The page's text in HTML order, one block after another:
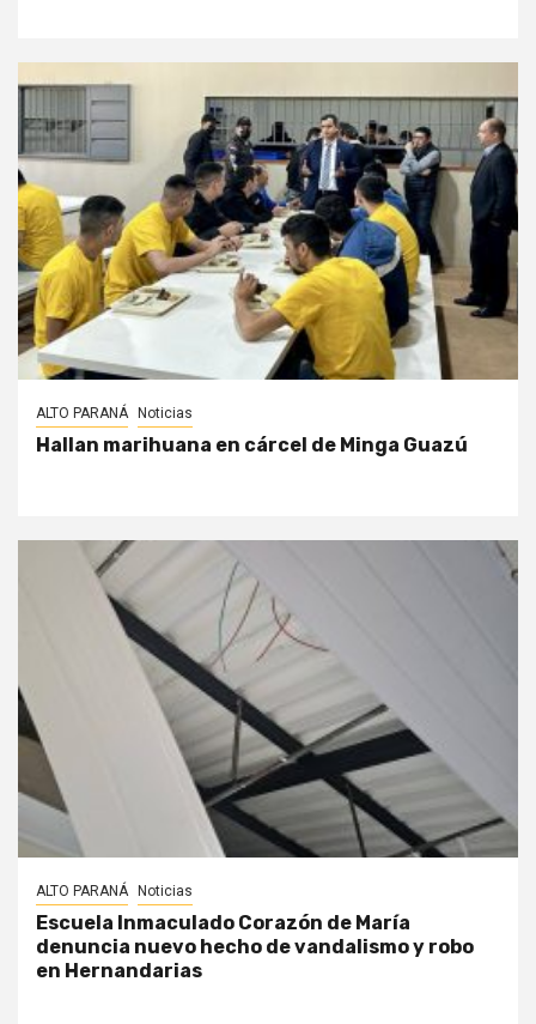
ALTO PARANÁ Noticias
Hallan marihuana en cárcel de Minga Guazú
ALTO PARANÁ Noticias
Escuela Inmaculado Corazón de María
denuncia nuevo hecho de vandalismo y robo
en Hernandarias